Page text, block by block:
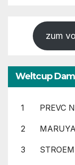
zum
Weltcup
1 PREVC
2
3